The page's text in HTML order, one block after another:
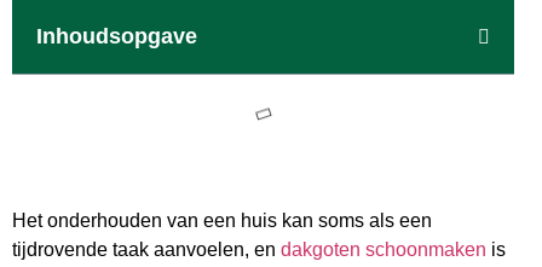
Inhoudsopgave
Het onderhouden van een huis kan soms als een
tijdrovende taak aanvoelen, en dakgoten schoonmaken is